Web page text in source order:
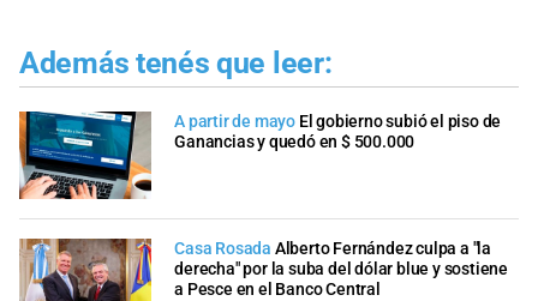
Además tenés que leer:
A partir de mayo El gobierno subió el piso de
Ganancias y quedó en $ 500.000
Casa Rosada Alberto Fernández culpa a "la
derecha" por la suba del dólar blue y sostiene
a Pesce en el Banco Central